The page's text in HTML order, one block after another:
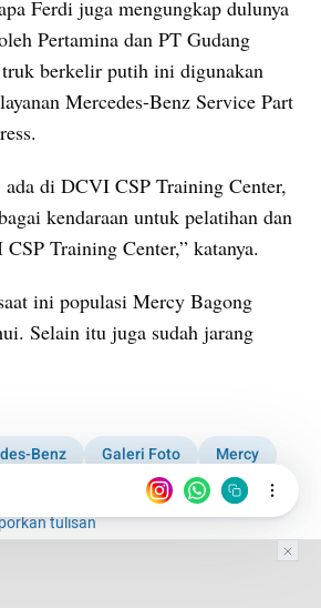
Ferdi juga mengungkap dulunya
Pertamina dan PT Gudang
truk berkelir putih ini digunakan
Mercedes-Benz Service Part
di DCVI CSP Training Center,
kendaraan untuk pelatihan dan
Training Center,” katanya.
ini populasi Mercy Bagong
Selain itu juga sudah jarang
Benz Galeri Foto
Mercy
tulisan